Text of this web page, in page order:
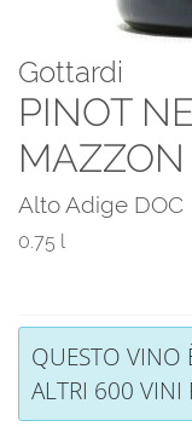
Gottardi
PINOT
Alto Adige DOC
0.75 l
QUESTO VINO
ALTRI 600 VINI